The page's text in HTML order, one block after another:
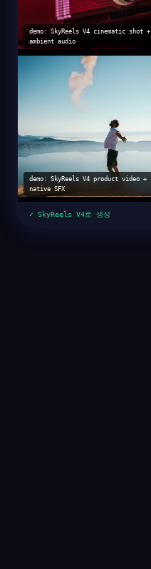
demo: SkyReels V4 cinematic shot +
ambient audio
demo: SkyReels V4 product video +
native SFX
✓ SkyReels V4로 생성